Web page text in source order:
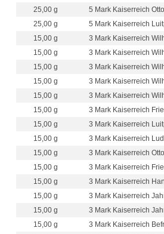
25,00 g
5 Mark Kaiserreich
25,00 g
5 Mark Kaiserreich
15,00 g
3 Mark Kaiserreich
15,00 g
3 Mark Kaiserreich
15,00 g
3 Mark Kaiserreich
15,00 g
3 Mark Kaiserreich
15,00 g
3 Mark Kaiserreich
15,00 g
3 Mark Kaiserreich
15,00 g
3 Mark Kaiserreich
15,00 g
3 Mark Kaiserreich
15,00 g
3 Mark Kaiserreich
15,00 g
3 Mark Kaiserreich
15,00 g
3 Mark Kaiserreich
15,00 g
3 Mark Kaiserreich
15,00 g
3 Mark Kaiserreich
15,00 g
3 Mark Kaiserreich